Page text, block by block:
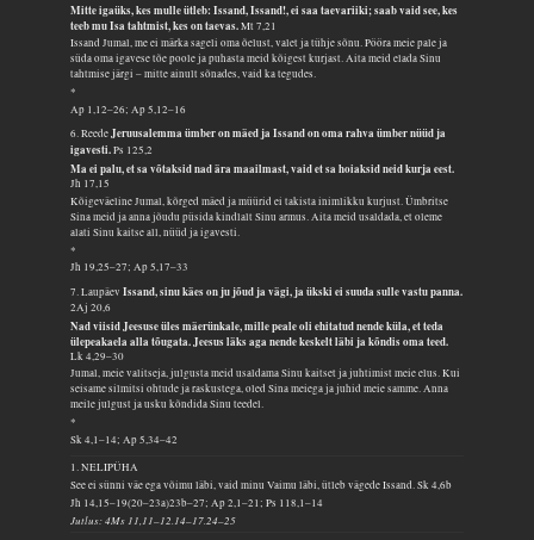
Mitte igaüks, kes mulle ütleb: Issand, Issand!, ei saa taevariiki; saab vaid see, kes
teeb mu Isa tahtmist, kes on taevas.Mt 7,21
Issand Jumal, me ei märka sageli oma õelust, valet ja tühje sõnu. Pööra meie pale ja
süda oma igavese tõe poole ja puhasta meid kõigest kurjast. Aita meid elada Sinu
tahtmise järgi – mitte ainult sõnades, vaid ka tegudes.
*
Ap 1,12–26; Ap 5,12–16
6. ReedeJeruusalemma ümber on mäed ja Issand on oma rahva ümber nüüd ja
igavesti.Ps 125,2
Ma ei palu, et sa võtaksid nad ära maailmast, vaid et sa hoiaksid neid kurja eest.
Jh 17,15
Kõigeväeline Jumal, kõrged mäed ja müürid ei takista inimlikku kurjust. Ümbritse
Sina meid ja anna jõudu püsida kindlalt Sinu armus. Aita meid usaldada, et oleme
alati Sinu kaitse all, nüüd ja igavesti.
*
Jh 19,25–27; Ap 5,17–33
7. LaupäevIssand, sinu käes on ju jõud ja vägi, ja ükski ei suuda sulle vastu panna.
2Aj 20,6
Nad viisid Jeesuse üles mäerünkale, mille peale oli ehitatud nende küla, et teda
ülepeakaela alla tõugata. Jeesus läks aga nende keskelt läbi ja kõndis oma teed.
Lk 4,29–30
Jumal, meie valitseja, julgusta meid usaldama Sinu kaitset ja juhtimist meie elus. Kui
seisame silmitsi ohtude ja raskustega, oled Sina meiega ja juhid meie samme. Anna
meile julgust ja usku kõndida Sinu teedel.
*
Sk 4,1–14; Ap 5,34–42
1. NELIPÜHA
See ei sünni väe ega võimu läbi, vaid minu Vaimu läbi, ütleb vägede Issand.Sk 4,6b
Jh 14,15–19(20–23a)23b–27; Ap 2,1–21; Ps 118,1–14
Jutlus: 4Ms 11,11–12.14–17.24–25